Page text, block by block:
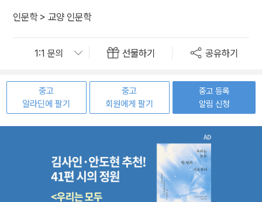
인문학> 교양 인문학
선물하기 공유하기
중고
알라딘에 팔기
중고
회원에게 팔기
중고 등록
알림 신청